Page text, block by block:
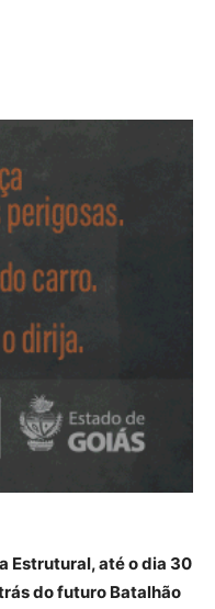
Estrutural, até o dia 30
do futuro Batalhão